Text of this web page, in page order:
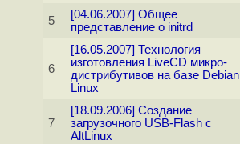
5
[04.06.2007] Общее
представление о initrd
6
[16.05.2007] Технология
изготовления LiveCD микро-
дистрибутивов на базе Debian
Linux
7
[18.09.2006] Создание
загрузочного USB-Flash с
AltLinux